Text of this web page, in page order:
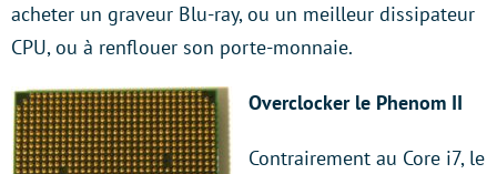
acheter un graveur Blu-ray, ou un meilleur dissipateur
CPU, ou à renflouer son porte-monnaie.
Overclocker le Phenom II
Contrairement au Core i7, le